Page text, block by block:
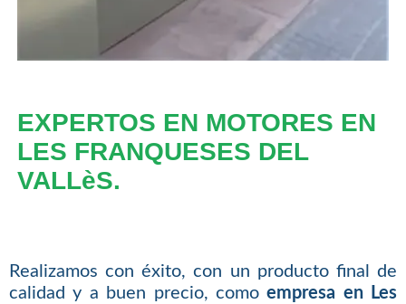
EXPERTOS EN MOTORES EN
LES FRANQUESES DEL
VALLèS.
Realizamos con éxito, con un producto final de
calidad y a buen precio, comoempresa en Les